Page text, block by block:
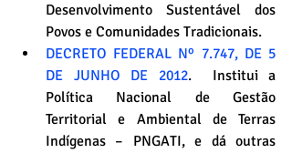
Desenvolvimento Sustentável dos
Povos e Comunidades Tradicionais.
DECRETO FEDERAL Nº 7.747, DE 5
DE JUNHO DE 2012.  Institui a
Política Nacional de Gestão
Territorial e Ambiental de Terras
Indígenas – PNGATI, e dá outras